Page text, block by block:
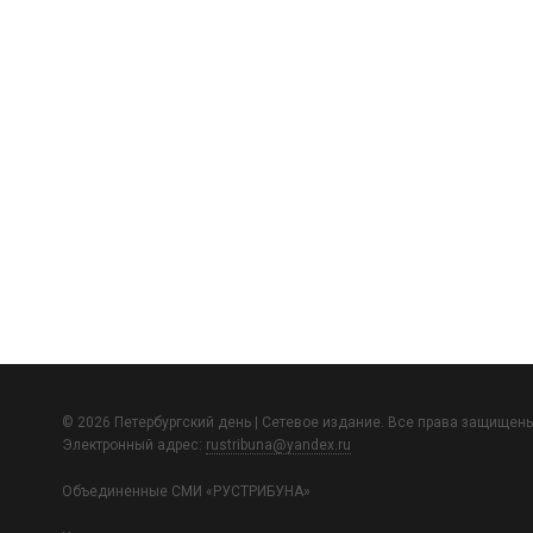
© 2026 Петербургский день | Сетевое издание. Все права
Электронный адрес: rustribuna@yandex.ru
Объединенные СМИ «РУСТРИБУНА»